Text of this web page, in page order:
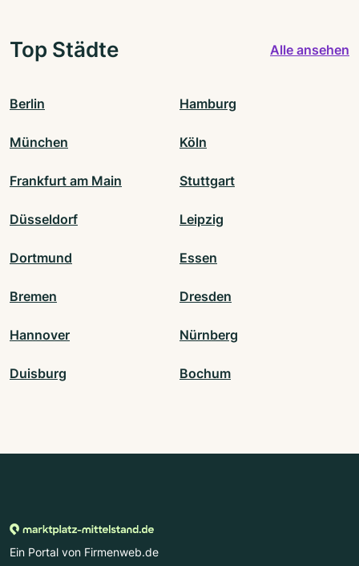
Top Städte Alle ansehen
Berlin Hamburg
München Köln
Frankfurt am Main Stuttgart
Düsseldorf Leipzig
Dortmund Essen
Bremen Dresden
Hannover Nürnberg
Duisburg Bochum
Ein Portal von Firmenweb.de